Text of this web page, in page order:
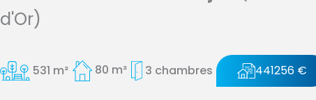
d'Or)
531 m² 80 m² 3 chambres 441256 €